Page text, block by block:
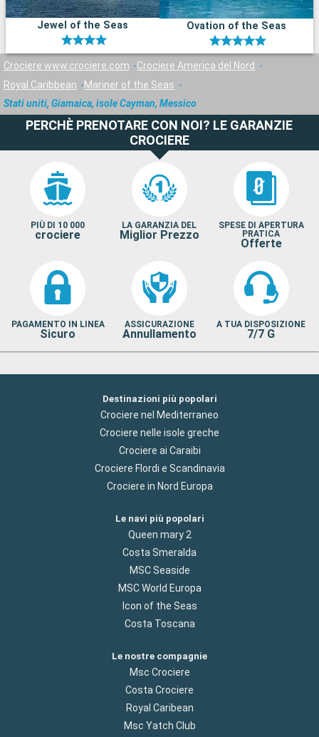
Jewel of the Seas Ovation of the Seas
Crociere www.crociere.com
Crociere America del Nord
Royal Caribbean
Mariner of the Seas
Stati uniti, Giamaica, isole Cayman, Messico
PERCHÈ PRENOTARE CON NOI? LE GARANZIE
CROCIERE
PIÙ DI 10 000
crociere
LA GARANZIA DEL
Miglior Prezzo
SPESE DI APERTURA
PRATICA
Offerte
PAGAMENTO IN LINEA
Sicuro
ASSICURAZIONE
Annullamento
A TUA DISPOSIZIONE
7/7 G
Destinazioni più popolari
Crociere nel Mediterraneo
Crociere nelle isole greche
Crociere ai Caraibi
Crociere Flordi e Scandinavia
Crociere in Nord Europa
Le navi più popolari
Queen mary 2
Costa Smeralda
MSC Seaside
MSC World Europa
Icon of the Seas
Costa Toscana
Le nostre compagnie
Msc Crociere
Costa Crociere
Royal Caribean
Msc Yatch Club